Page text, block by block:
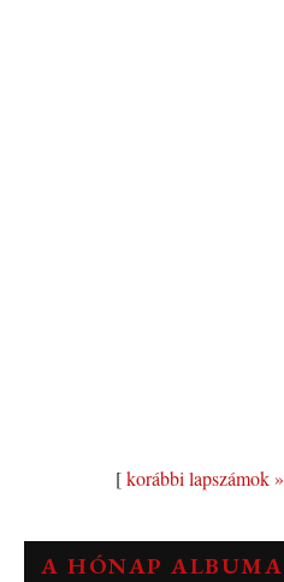
[korábbi lapszámok »
A HÓNAP ALBUMA